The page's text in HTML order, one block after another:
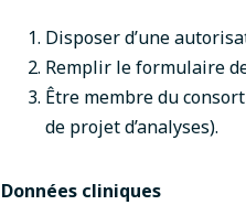
Disposer d’une
Remplir le formulaire
Être membre du
de projet d’analyses).
Données cliniques